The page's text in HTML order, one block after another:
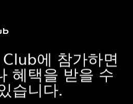
에 참가하면
혜택을 받을 수
습니다.
원이 되세요!
에 가입하면
혜택을 받을 수
습니다.